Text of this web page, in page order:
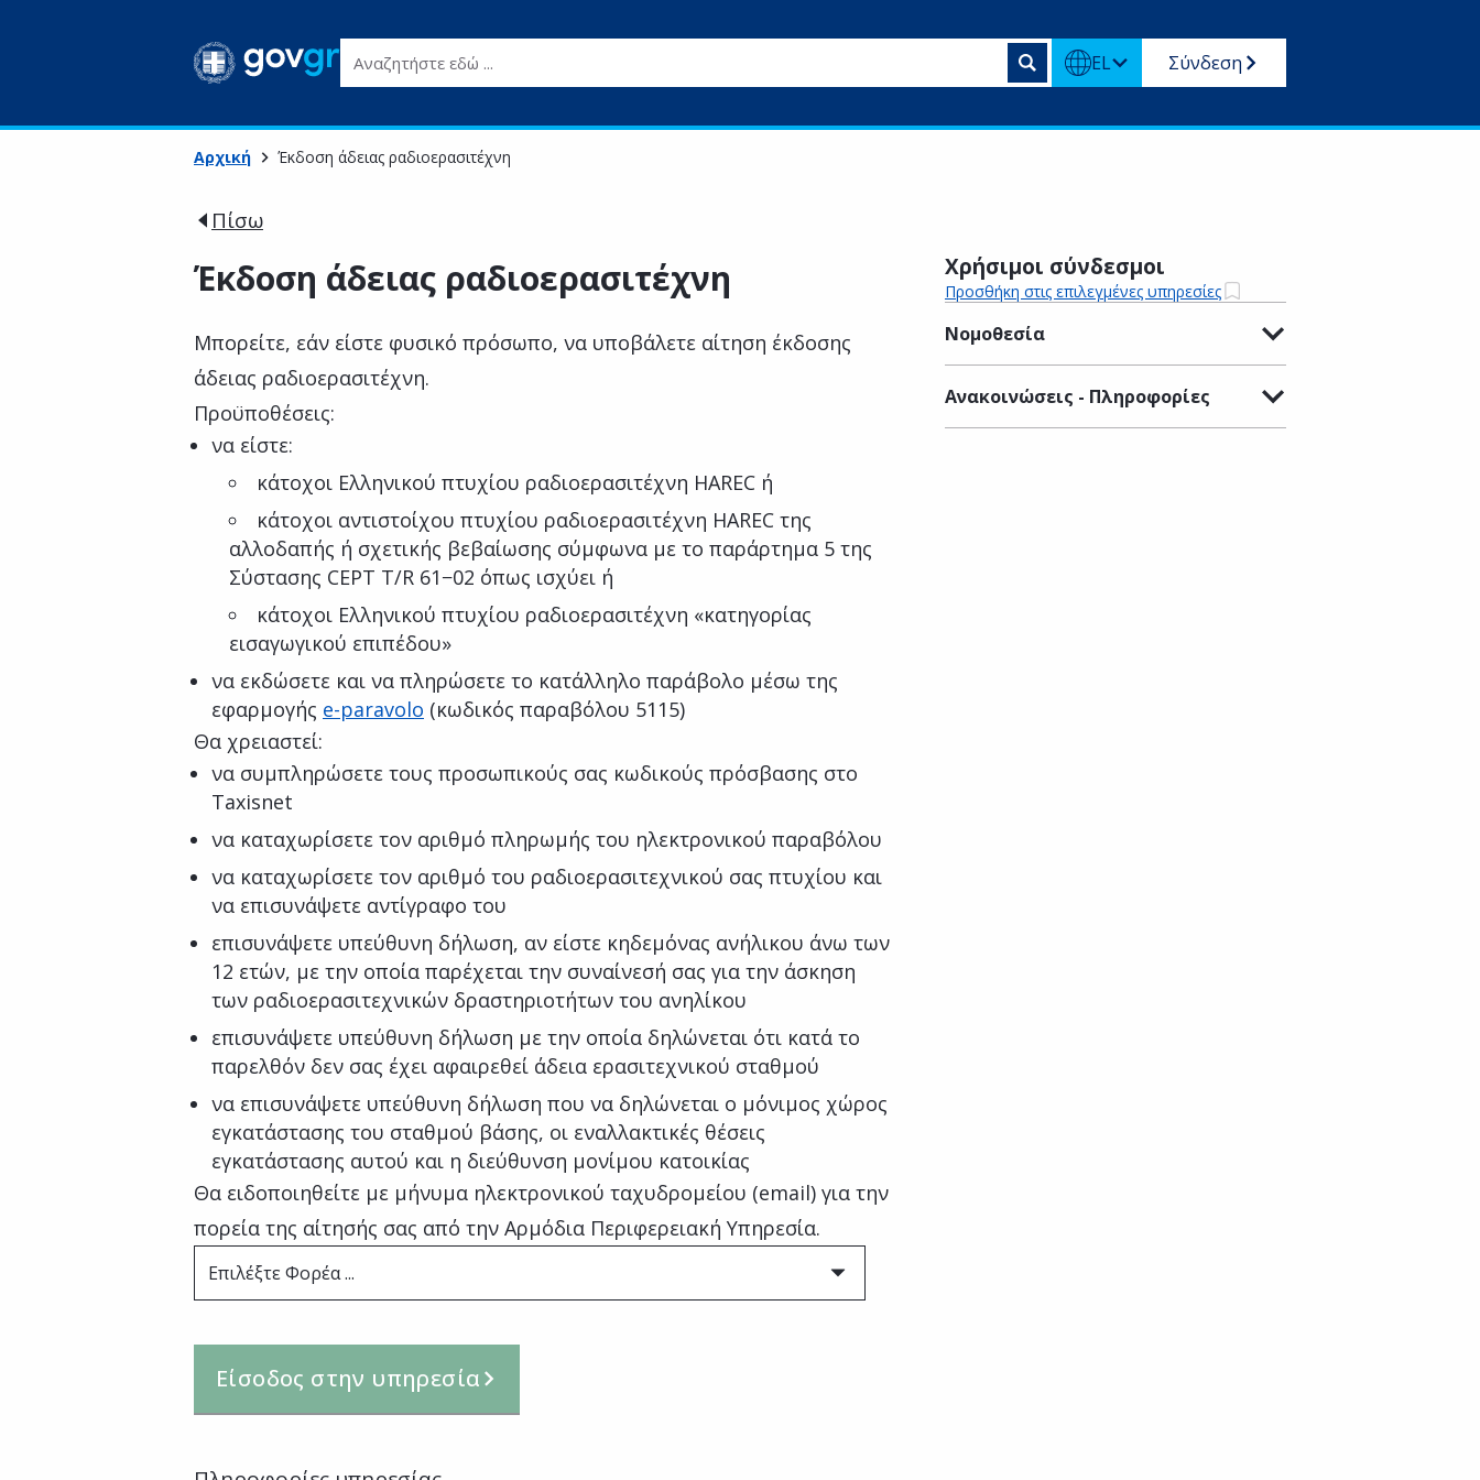
Αναζητήστε εδώ ... EL Σύνδεση
Αρχική Έκδοση άδειας ραδιοερασιτέχνη
Πίσω
Έκδοση άδειας ραδιοερασιτέχνη
Μπορείτε, εάν είστε φυσικό πρόσωπο, να υποβάλετε αίτηση έκδοσης
άδειας ραδιοερασιτέχνη.
Προϋποθέσεις:
να είστε:
κάτοχοι Ελληνικού πτυχίου ραδιοερασιτέχνη HAREC ή
κάτοχοι αντιστοίχου πτυχίου ραδιοερασιτέχνη HAREC της
αλλοδαπής ή σχετικής βεβαίωσης σύμφωνα με το παράρτημα 5 της
Σύστασης CEPT T/R 61−02 όπως ισχύει ή
κάτοχοι Ελληνικού πτυχίου ραδιοερασιτέχνη «κατηγορίας
εισαγωγικού επιπέδου»
να εκδώσετε και να πληρώσετε το κατάλληλο παράβολο μέσω της
εφαρμογής e-paravolo (κωδικός παραβόλου 5115)
Θα χρειαστεί:
να συμπληρώσετε τους προσωπικούς σας κωδικούς πρόσβασης στο
Taxisnet
να καταχωρίσετε τον αριθμό πληρωμής του ηλεκτρονικού παραβόλου
να καταχωρίσετε τον αριθμό του ραδιοερασιτεχνικού σας πτυχίου και
να επισυνάψετε αντίγραφο του
επισυνάψετε υπεύθυνη δήλωση, αν είστε κηδεμόνας ανήλικου άνω των
12 ετών, με την οποία παρέχεται την συναίνεσή σας για την άσκηση
των ραδιοερασιτεχνικών δραστηριοτήτων του ανηλίκου
επισυνάψετε υπεύθυνη δήλωση με την οποία δηλώνεται ότι κατά το
παρελθόν δεν σας έχει αφαιρεθεί άδεια ερασιτεχνικού σταθμού
να επισυνάψετε υπεύθυνη δήλωση που να δηλώνεται ο μόνιμος χώρος
εγκατάστασης του σταθμού βάσης, οι εναλλακτικές θέσεις
εγκατάστασης αυτού και η διεύθυνση μονίμου κατοικίας
Θα ειδοποιηθείτε με μήνυμα ηλεκτρονικού ταχυδρομείου (email) για την
πορεία της αίτησής σας από την Αρμόδια Περιφερειακή Υπηρεσία.
Επιλέξτε Φορέα ...
Είσοδος στην υπηρεσία
Χρήσιμοι σύνδεσμοι
Προσθήκη στις επιλεγμένες υπηρεσίες
Νομοθεσία
Ανακοινώσεις - Πληροφορίες